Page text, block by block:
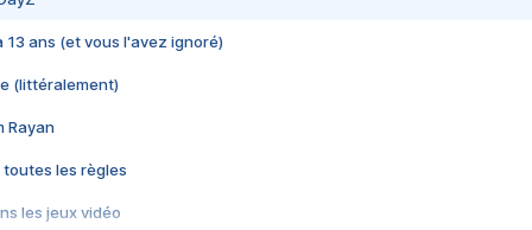
13 ans (et vous l'avez ignoré)
(littéralement)
Rayan
toutes les règles
les jeux vidéo